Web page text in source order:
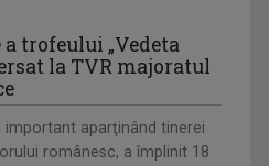
trofeului „Vedeta
la TVR majoratul
important aparţinând tinerei
românesc, a împlinit 18